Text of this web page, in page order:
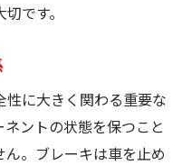
です。
性に大きく関わる重要な
ントの状態を保つこと
。ブレーキは車を止め